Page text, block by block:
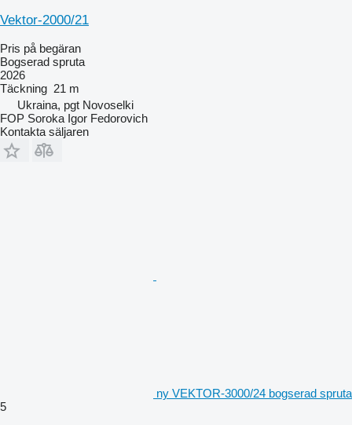
Vektor-2000/21
Pris på begäran
Bogserad spruta
2026
Täckning 21 m
Ukraina, pgt Novoselki
FOP Soroka Igor Fedorovich
Kontakta säljaren
ny VEKTOR-3000/24 bogserad spruta
5